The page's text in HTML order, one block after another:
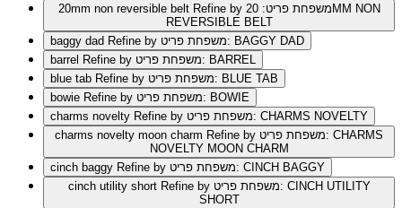
20mm non reversible belt Refine by משפחת פריט: 20MM NON
REVERSIBLE BELT
baggy dad
Refine by משפחת פריט: BAGGY DAD
barrel
Refine by משפחת פריט: BARREL
blue tab
Refine by משפחת פריט: BLUE TAB
bowie
Refine by משפחת פריט: BOWIE
charms novelty
Refine by משפחת פריט: CHARMS NOVELTY
charms novelty moon charm Refine by משפחת פריט: CHARMS
NOVELTY MOON CHARM
cinch baggy
Refine by משפחת פריט: CINCH BAGGY
cinch utility short Refine by משפחת פריט: CINCH UTILITY
SHORT